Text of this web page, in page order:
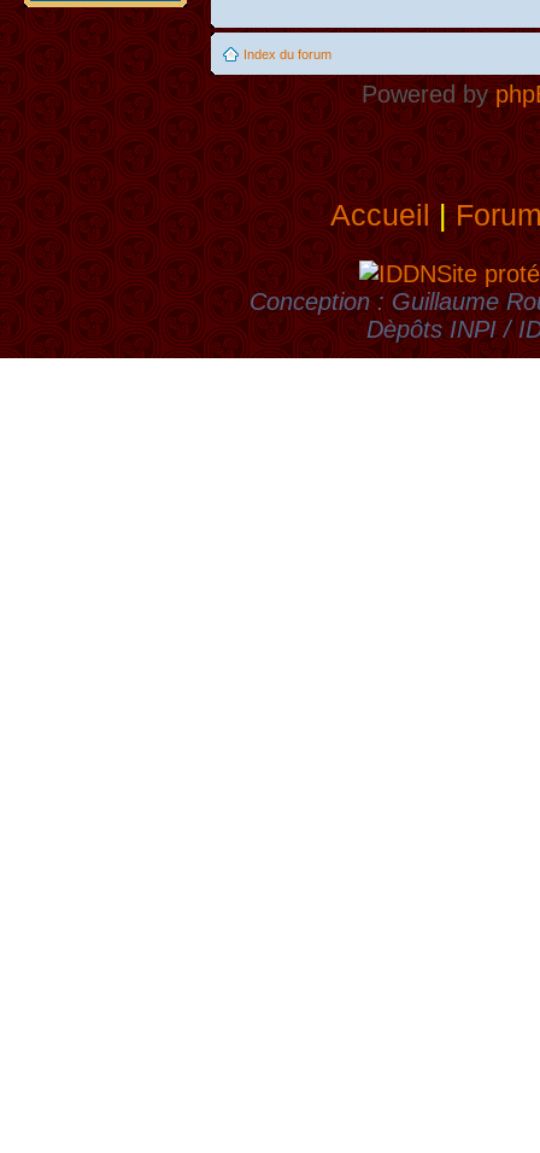
Index du forum
Powered by
Accueil|
Site
Conception : Guillaume
Dèpôts INPI /